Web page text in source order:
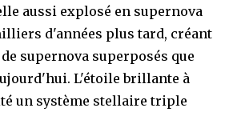
aussi explosé en supernova
d'années plus tard, créant
supernova superposés que
L'étoile brillante à
un système stellaire triple